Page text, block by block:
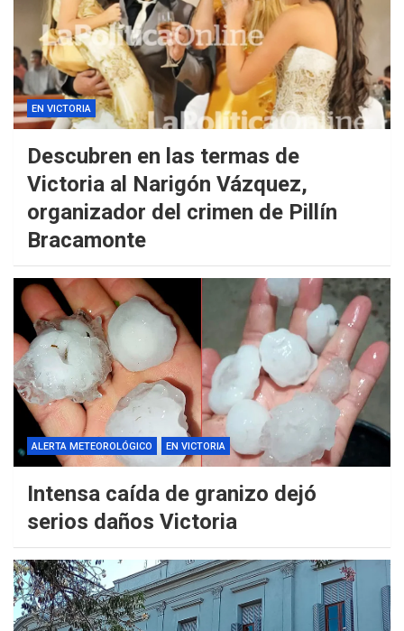
EN VICTORIA
Descubren en las termas de
Victoria al Narigón Vázquez,
organizador del crimen de Pillín
Bracamonte
ALERTA METEOROLÓGICO EN VICTORIA
Intensa caída de granizo dejó
serios daños Victoria